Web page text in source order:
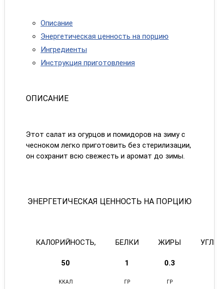
Описание
Энергетическая ценность на порцию
Ингредиенты
Инструкция приготовления
ОПИСАНИЕ
Этот салат из огурцов и помидоров на зиму с
чесноком легко приготовить без стерилизации,
он сохранит всю свежесть и аромат до зимы.
ЭНЕРГЕТИЧЕСКАЯ ЦЕННОСТЬ НА ПОРЦИЮ
КАЛОРИЙНОСТЬ, БЕЛКИ ЖИРЫ
50 1 0.3
ККАЛ ГР ГР